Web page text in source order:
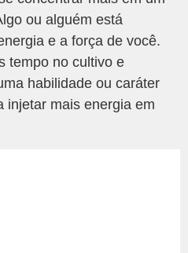
ou alguém está
e a força de você.
tempo no cultivo e
habilidade ou caráter
injetar mais energia em